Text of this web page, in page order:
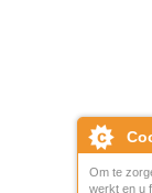
Om te
werkt en u